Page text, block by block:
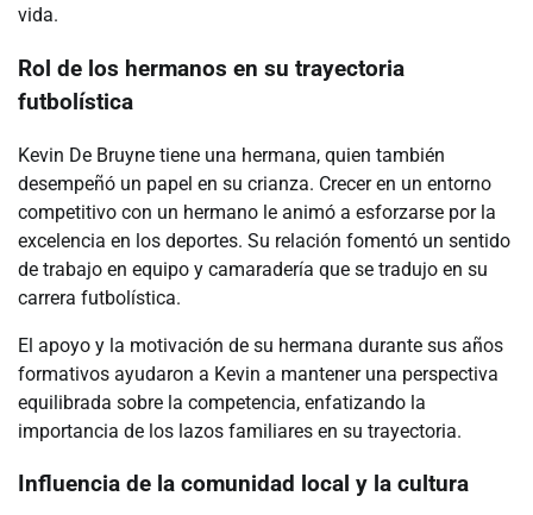
vida.
Rol de los hermanos en su trayectoria
futbolística
Kevin De Bruyne tiene una hermana, quien también
desempeñó un papel en su crianza. Crecer en un entorno
competitivo con un hermano le animó a esforzarse por la
excelencia en los deportes. Su relación fomentó un sentido
de trabajo en equipo y camaradería que se tradujo en su
carrera futbolística.
El apoyo y la motivación de su hermana durante sus años
formativos ayudaron a Kevin a mantener una perspectiva
equilibrada sobre la competencia, enfatizando la
importancia de los lazos familiares en su trayectoria.
Influencia de la comunidad local y la cultura